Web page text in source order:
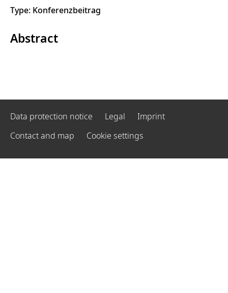
Type: Konferenzbeitrag
Abstract
Data protection notice Legal
Imprint
Contact and map
Cookie settings